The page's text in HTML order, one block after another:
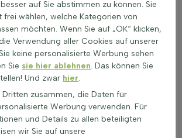
bietet einen hohen ökologischen
Schutz und Nahrung bietet. Die weißen
und Mai erscheinen, ziehen Bienen und
Obwohl die Pflanze giftig ist, stellt sie bei
im Garten keine Gefahr dar. Die
sicher in Gärten mit Kindern und
werden, solange Vorsicht geboten ist.
dieser Pflanze sind
sie das ganze Jahr über grün bleibt und
bildet. Der Ilex lässt sich gut mit
kombinieren, um eine abwechslungsreiche
auf Sie abstimmen zu können. Sie
frei wählen, welche Kategorien von
möchten. Wenn Sie auf „OK“ klicken,
Verwendung aller Cookies auf unserer
keine personalisierte Werbung sehen
Sie sie hier ablehnen. Das können Sie
Und zwar hier.
zusammen, die Daten für
Werbung verwenden. Für
und Details zu allen beteiligten
wir Sie auf unsere